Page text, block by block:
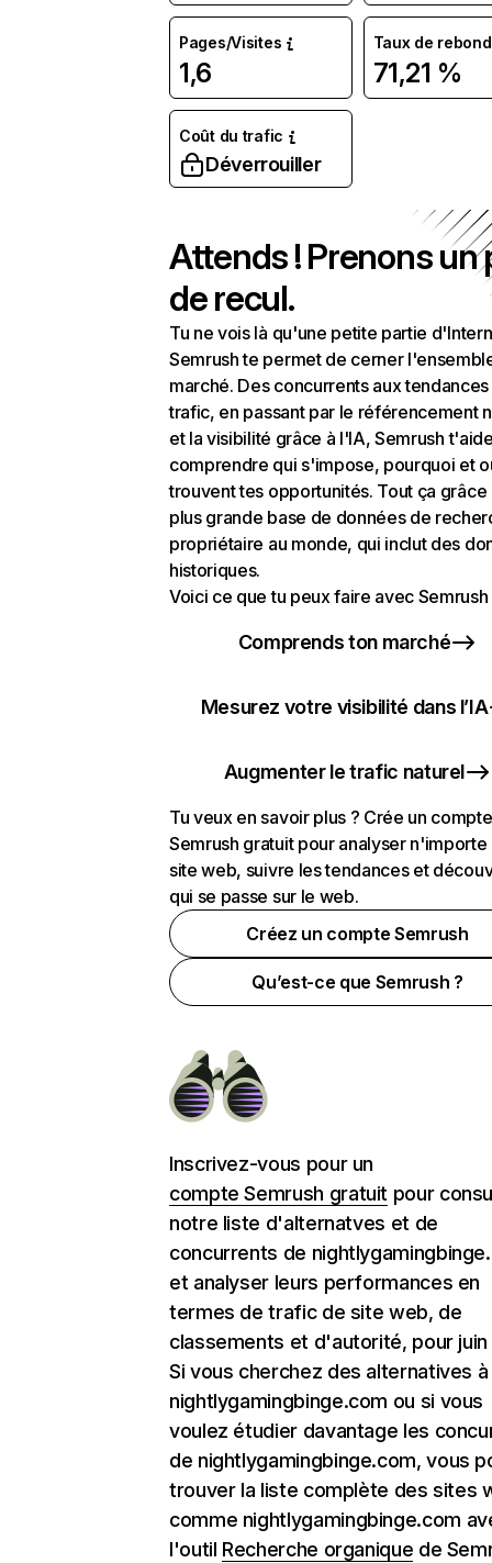
Pages/Visites
1,6
Taux de rebond
71,21 %
Coût du trafic
Déverrouiller
Attends ! Prenons un
de recul.
Tu ne vois là qu'une petite partie
Semrush te permet de cerner
marché. Des concurrents aux
trafic, en passant par le référencement
et la visibilité grâce à l'IA, Semrush
comprendre qui s'impose, pourquoi et
trouvent tes opportunités. Tout ça grâce
plus grande base de données de
propriétaire au monde, qui inclut des
historiques.
Voici ce que tu peux faire avec Semrush
Comprends ton marché
Mesurez votre visibilité dans l’IA
Augmenter le trafic naturel
Tu veux en savoir plus ? Crée un compte
Semrush gratuit pour analyser n'importe
site web, suivre les tendances et
qui se passe sur le web.
Créez un compte Semrush
Qu’est-ce que Semrush ?
Inscrivez-vous pour un
compte Semrush gratuit pour
notre liste d'alternatves et de
concurrents de
et analyser leurs performances en
termes de trafic de site web, de
classements et d'autorité, pour
Si vous cherchez des alternatives à
nightlygamingbinge.com ou si vous
voulez étudier davantage les
de nightlygamingbinge.com, vous
trouver la liste complète des sites
comme nightlygamingbinge.com
l'outil Recherche organique de